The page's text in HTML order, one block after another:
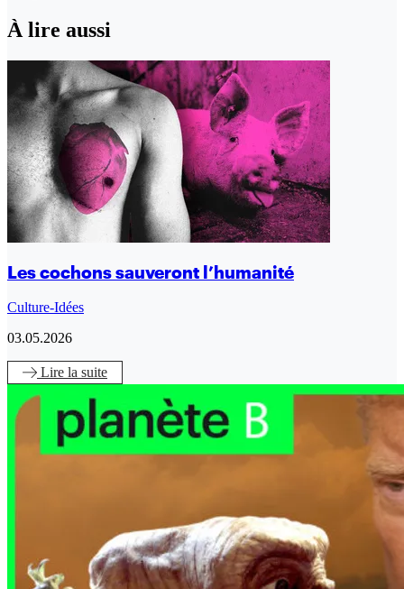
À lire aussi
Les cochons sauveront l’humanité
Culture-Idées
03.05.2026
Lire la suite